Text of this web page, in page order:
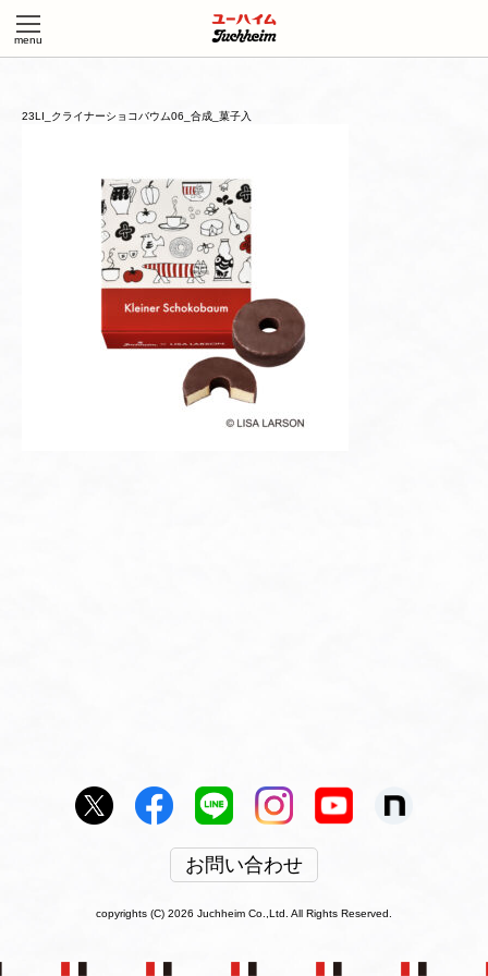
23LI_クライナーショコバウム06_合成_菓子入
お問い合わせ
copyrights (C) 2026 Juchheim Co.,Ltd. All Rights Reserved.